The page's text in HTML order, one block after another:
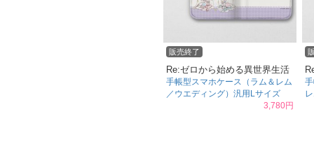
販売終了
Re:ゼロから始める異世界生活
手帳型スマホケース（ラム＆レム
／ウエディング）汎用Lサイズ
3,780円